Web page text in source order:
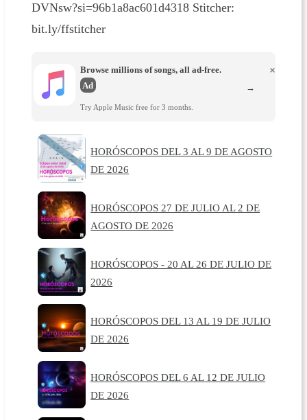
DVNsw?si=96b1a8ac601d4318 Stitcher:
bit.ly/ffstitcher
Browse millions of songs, all ad-free.
Ad
Try Apple Music free for 3 months.
×
→
HORÓSCOPOS DEL 3 AL 9 DE AGOSTO
DE 2026
HORÓSCOPOS 27 DE JULIO AL 2 DE
AGOSTO DE 2026
HORÓSCOPOS - 20 AL 26 DE JULIO DE
2026
HORÓSCOPOS DEL 13 AL 19 DE JULIO
DE 2026
HORÓSCOPOS DEL 6 AL 12 DE JULIO
DE 2026